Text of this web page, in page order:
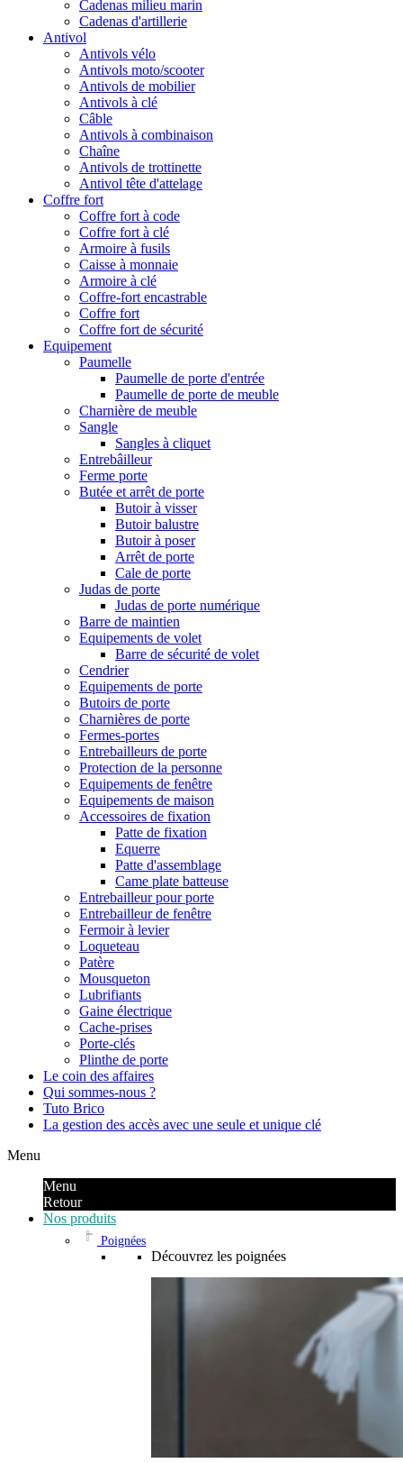
Cadenas milieu marin
Cadenas d'artillerie
Antivol
Antivols vélo
Antivols moto/scooter
Antivols de mobilier
Antivols à clé
Câble
Antivols à combinaison
Chaîne
Antivols de trottinette
Antivol tête d'attelage
Coffre fort
Coffre fort à code
Coffre fort à clé
Armoire à fusils
Caisse à monnaie
Armoire à clé
Coffre-fort encastrable
Coffre fort
Coffre fort de sécurité
Equipement
Paumelle
Paumelle de porte d'entrée
Paumelle de porte de meuble
Charnière de meuble
Sangle
Sangles à cliquet
Entrebâilleur
Ferme porte
Butée et arrêt de porte
Butoir à visser
Butoir balustre
Butoir à poser
Arrêt de porte
Cale de porte
Judas de porte
Judas de porte numérique
Barre de maintien
Equipements de volet
Barre de sécurité de volet
Cendrier
Equipements de porte
Butoirs de porte
Charnières de porte
Fermes-portes
Entrebailleurs de porte
Protection de la personne
Equipements de fenêtre
Equipements de maison
Accessoires de fixation
Patte de fixation
Equerre
Patte d'assemblage
Came plate batteuse
Entrebailleur pour porte
Entrebailleur de fenêtre
Fermoir à levier
Loqueteau
Patère
Mousqueton
Lubrifiants
Gaine électrique
Cache-prises
Porte-clés
Plinthe de porte
Le coin des affaires
Qui sommes-nous ?
Tuto Brico
La gestion des accès avec une seule et unique clé
Menu
Menu
Retour
Nos produits
Poignées
Découvrez les poignées